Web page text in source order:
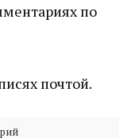
по
почтой.